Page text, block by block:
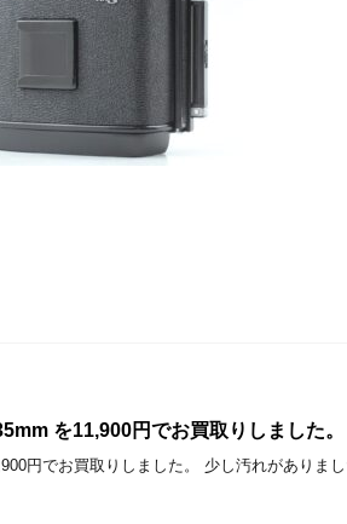
を11,900円でお買取りしました。
円でお買取りしました。 少し汚れがありま